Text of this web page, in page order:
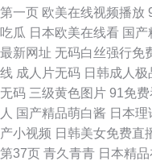
第一页 欧美在线视频播放
吃瓜 日本欧美在线看 国产
最新网址 无码白丝强行免
线 成人片无码 日韩成人极
无码 三级黄色图片 91免
人 国产精品萌白酱 日本理
产小视频 日韩美女免费直
第37页 青久青青 日本精